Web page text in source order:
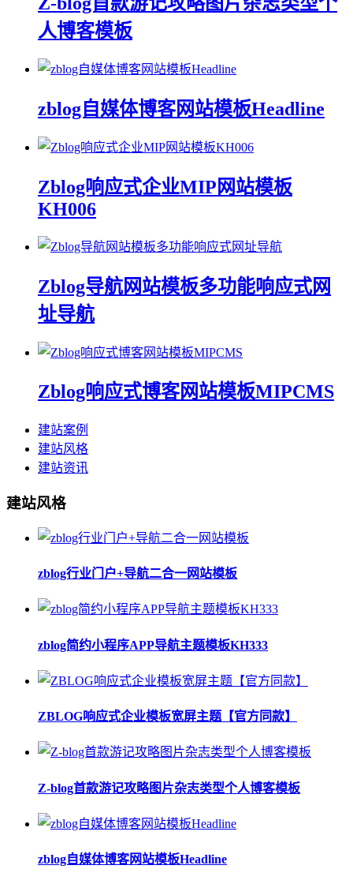
人博客模板
zblog自媒体博客网站模板Headline
Zblog响应式企业MIP网站模板
KH006
Zblog导航网站模板多功能响应式网
址导航
Zblog响应式博客网站模板MIPCMS
建站案例
建站风格
建站资讯
建站风格
zblog行业门户+导航二合一网站模板
zblog简约小程序APP导航主题模板KH333
ZBLOG响应式企业模板宽屏主题【官方同款】
Z-blog首款游记攻略图片杂志类型个人博客模板
zblog自媒体博客网站模板Headline